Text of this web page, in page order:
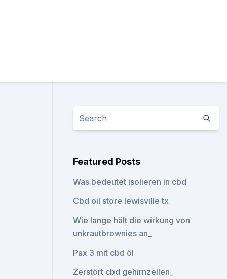
Featured Posts
Was bedeutet isolieren in cbd
Cbd oil store lewisville tx
Wie lange hält die wirkung von
unkrautbrownies an_
Pax 3 mit cbd öl
Zerstört cbd gehirnzellen_